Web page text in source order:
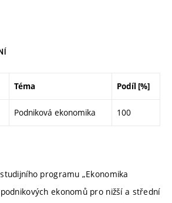
Téma Podíl [%]
Podniková ekonomika 100
programu „Ekonomika
ekonomů pro nižší a střední